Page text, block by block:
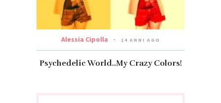
Alessia Cipolla 14 ANNI AGO
Psychedelic World..My Crazy Colors!